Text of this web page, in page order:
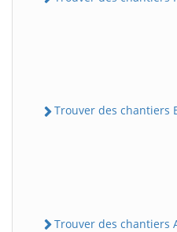
Trouver des chantiers
Trouver des chantiers